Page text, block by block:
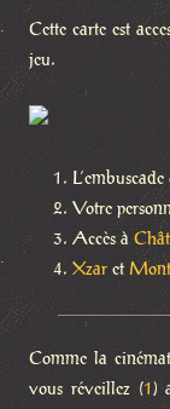
Cette carte est
jeu.
L’embuscade
Votre
Accès à
Xzar et
Comme la
vous réveillez (1 )